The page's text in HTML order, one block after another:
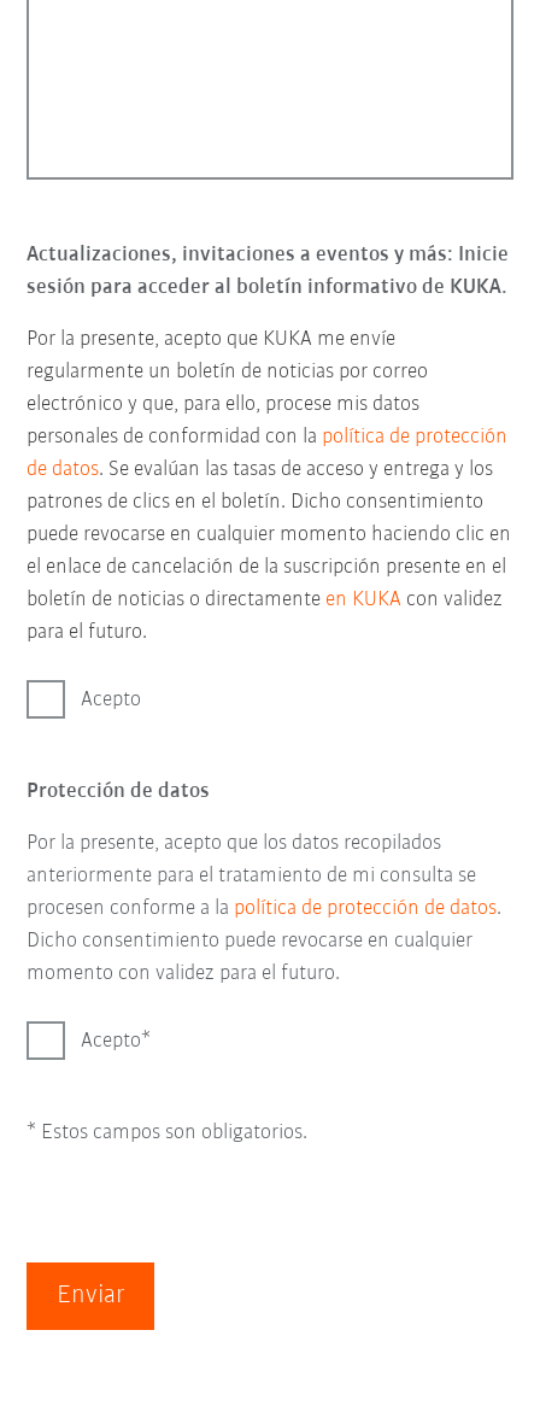
Actualizaciones, invitaciones a eventos y más: Inicie
sesión para acceder al boletín informativo de KUKA.
Por la presente, acepto que KUKA me envíe
regularmente un boletín de noticias por correo
electrónico y que, para ello, procese mis datos
personales de conformidad con la política de protección
de datos. Se evalúan las tasas de acceso y entrega y los
patrones de clics en el boletín. Dicho consentimiento
puede revocarse en cualquier momento haciendo clic en
el enlace de cancelación de la suscripción presente en el
boletín de noticias o directamente en KUKA con validez
para el futuro.
Acepto
Protección de datos
Por la presente, acepto que los datos recopilados
anteriormente para el tratamiento de mi consulta se
procesen conforme a la política de protección de datos.
Dicho consentimiento puede revocarse en cualquier
momento con validez para el futuro.
Acepto
* Estos campos son obligatorios.
Enviar